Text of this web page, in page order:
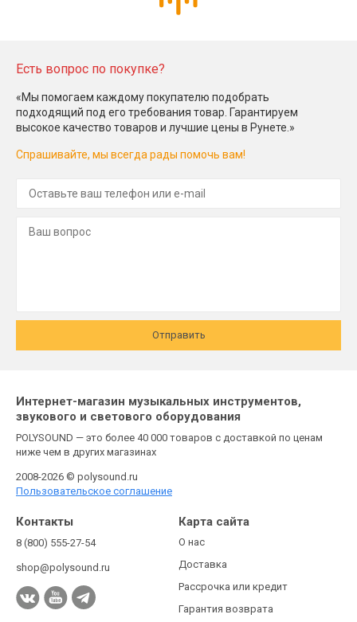
Есть вопрос по покупке?
«Мы помогаем каждому покупателю подобрать
подходящий под его требования товар. Гарантируем
высокое качество товаров и лучшие цены в Рунете.»
Спрашивайте, мы всегда рады помочь вам!
Отправить
Интернет-магазин музыкальных инструментов,
звукового и светового оборудования
POLYSOUND — это более 40 000 товаров с доставкой по ценам
ниже чем в других магазинах
2008-2026 © polysound.ru
Пользовательское соглашение
Контакты
8 (800) 555-27-54
shop@polysound.ru
Карта сайта
О нас
Доставка
Рассрочка или кредит
Гарантия возврата